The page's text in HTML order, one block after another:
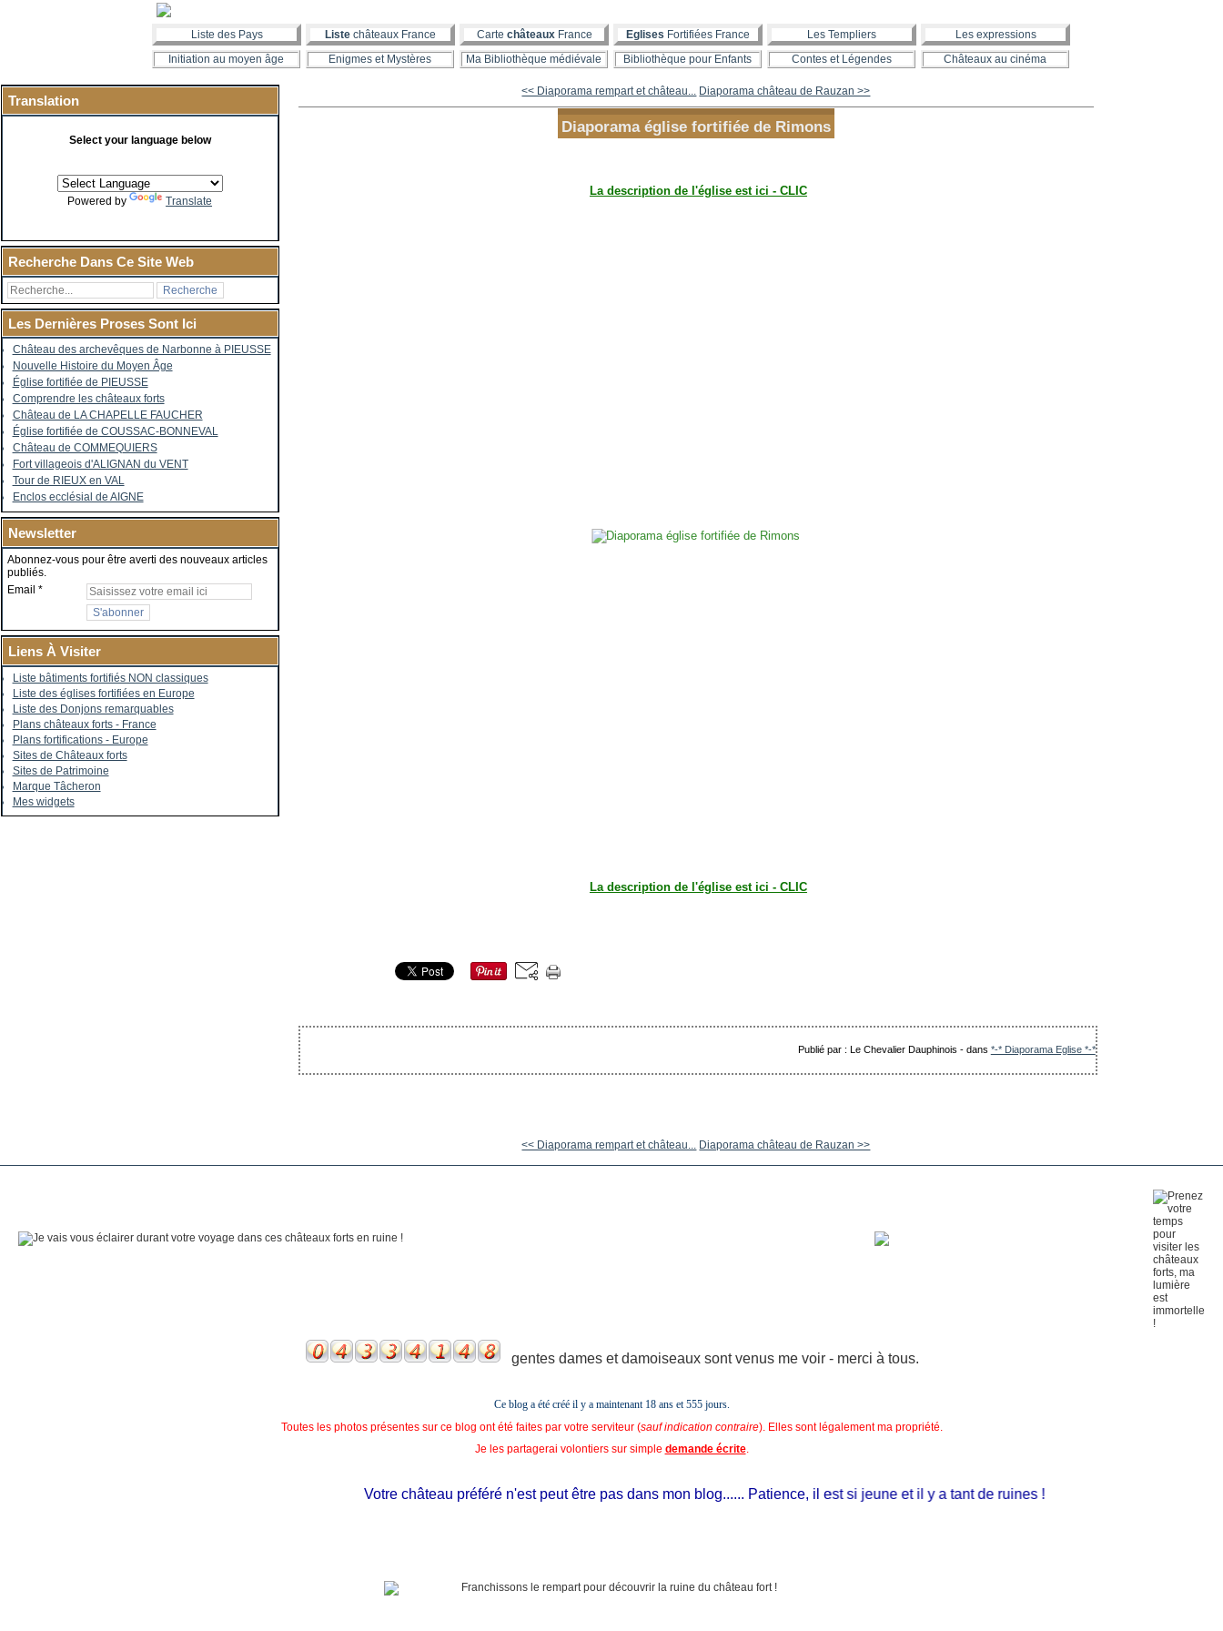
Liste des Pays Liste châteaux France Carte châteauxFrance Eglises Fortifiées France Les Templiers
Les expressions
Initiation au moyen âge
Enigmes et Mystères Ma Bibliothèque médiévale Bibliothèque pour Enfants Contes et Légendes Châteaux au cinéma
Translation
Select your language below
Powered by Translate
Recherche Dans Ce Site Web
Les Dernières Proses Sont Ici
Château des archevêques de Narbonne à PIEUSSE
Nouvelle Histoire du Moyen Âge
Église fortifiée de PIEUSSE
Comprendre les châteaux forts
Château de LA CHAPELLE FAUCHER
Église fortifiée de COUSSAC-BONNEVAL
Château de COMMEQUIERS
Fort villageois d'ALIGNAN du VENT
Tour de RIEUX en VAL
Enclos ecclésial de AIGNE
Newsletter
Abonnez-vous pour être averti des nouveaux articles
publiés.
Email
Liens À Visiter
Liste bâtiments fortifiés NON classiques
Liste des églises fortifiées en Europe
Liste des Donjons remarquables
Plans châteaux forts - France
Plans fortifications - Europe
Sites de Châteaux forts
Sites de Patrimoine
Marque Tâcheron
Mes widgets
<< Diaporama rempart et château... Diaporama château de Rauzan >>
Diaporama église fortifiée de Rimons
La description de l'église est ici - CLIC
La description de l'église est ici - CLIC
Publié par : Le Chevalier Dauphinois -dans *-* Diaporama Eglise *-*
<< Diaporama rempart et château... Diaporama château de Rauzan >>
gentes dames et damoiseaux sont venus me voir - merci à tous.
Ce blog a été créé il y a maintenant 18 ans et555 jours.
Toutes les photos présentes sur ce blog ont été faites par votre serviteur (sauf indication contraire). Elles sont légalement ma propriété.
Je les partagerai volontiers sur simple demande écrite.
Votre château préféré n'est peut être pas dans mon blog...... Patience, il est si jeune et il y a tant de ruines !